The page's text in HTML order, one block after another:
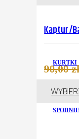
KURTKI
SPODNIE
Kaptur/
90,00